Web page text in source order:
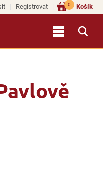
Registrovat Košík
0